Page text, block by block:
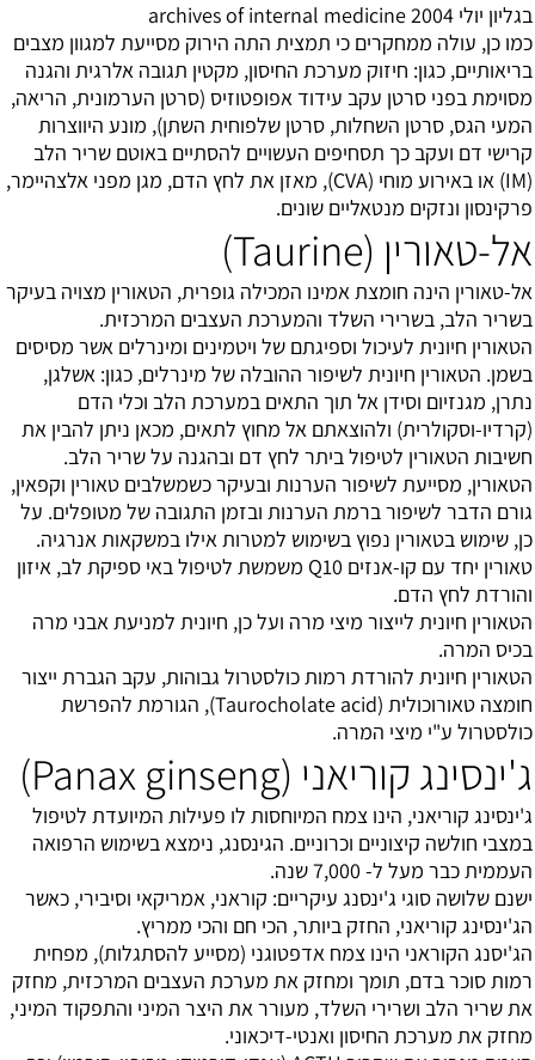
בגליון יולי 2004 archives of internal medicine
כמו כן, עולה ממחקרים כי תמצית התה הירוק מסייעת למגוון מצבים
בריאותיים, כגון: חיזוק מערכת החיסון, מקטין תגובה אלרגית והגנה
מסוימת בפני סרטן עקב עידוד אפופטוזיס (סרטן הערמונית, הריאה,
המעי הגס, סרטן השחלות, סרטן שלפוחית השתן), מונע היווצרות
קרישי דם ועקב כך תסחיפים העשויים להסתיים באוטם שריר הלב
(IM) או באירוע מוחי (CVA), מאזן את לחץ הדם, מגן מפני אלצהיימר,
פרקינסון ונזקים מנטאליים שונים.
אל-טאורין (Taurine)
אל-טאורין הינה חומצת אמינו המכילה גופרית, הטאורין מצויה בעיקר
בשריר הלב, בשרירי השלד והמערכת העצבים המרכזית.
הטאורין חיונית לעיכול וספיגתם של ויטמינים ומינרלים אשר מסיסים
בשמן. הטאורין חיונית לשיפור ההובלה של מינרלים, כגון: אשלגן,
נתרן, מגנזיום וסידן אל תוך התאים במערכת הלב וכלי הדם
(קרדיו-וסקולרית) ולהוצאתם אל מחוץ לתאים, מכאן ניתן להבין את
חשיבות הטאורין לטיפול ביתר לחץ דם ובהגנה על שריר הלב.
הטאורין, מסייעת לשיפור הערנות ובעיקר כשמשלבים טאורין וקפאין,
גורם הדבר לשיפור ברמת הערנות ובזמן התגובה של מטופלים. על
כן, שימוש בטאורין נפוץ בשימוש למטרות אילו במשקאות אנרגיה.
טאורין יחד עם קו-אנזים Q10 משמשת לטיפול באי ספיקת לב, איזון
והורדת לחץ הדם.
הטאורין חיונית לייצור מיצי מרה ועל כן, חיונית למניעת אבני מרה
בכיס המרה.
הטאורין חיונית להורדת רמות כולסטרול גבוהות, עקב הגברת ייצור
חומצה טאורוכולית (Taurocholate acid), הגורמת להפרשת
כולסטרול ע"י מיצי המרה.
ג'ינסינג קוריאני (Panax ginseng)
ג'ינסינג קוריאני, הינו צמח המיוחסות לו פעילות המיועדת לטיפול
במצבי חולשה קיצוניים וכרוניים. הגינסנג, נימצא בשימוש הרפואה
העממית כבר מעל ל- 7,000 שנה.
ישנם שלושה סוגי ג'ינסנג עיקריים: קוראני, אמריקאי וסיבירי, כאשר
הג'ינסינג קוריאני, החזק ביותר, הכי חם והכי ממריץ.
הג'יסנג הקוראני הינו צמח אדפטוגני (מסייע להסתגלות), מפחית
רמות סוכר בדם, תומך ומחזק את מערכת העצבים המרכזית, מחזק
את שריר הלב ושרירי השלד, מעורר את היצר המיני והתפקוד המיני,
מחזק את מערכת החיסון ואנטי-דיכאוני.